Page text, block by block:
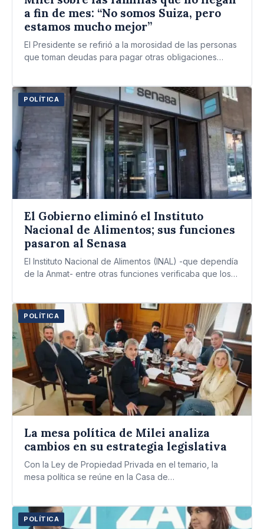
a fin de mes: “No somos Suiza, pero
estamos mucho mejor”
El Presidente se refirió a la morosidad de las personas
que toman deudas para pagar otras obligaciones
POLÍTICA
El Gobierno eliminó el Instituto
Nacional de Alimentos; sus funciones
pasaron al Senasa
El Instituto Nacional de Alimentos (INAL) -que dependía
de la Anmat- entre otras funciones verificaba que los
POLÍTICA
La mesa política de Milei analiza
cambios en su estrategia legislativa
Con la Ley de Propiedad Privada en el temario, la
mesa política se reúne en la Casa de…
POLÍTICA